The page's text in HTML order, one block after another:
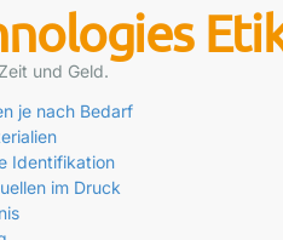
und Geld.
je nach Bedarf
Identifikation
im Druck